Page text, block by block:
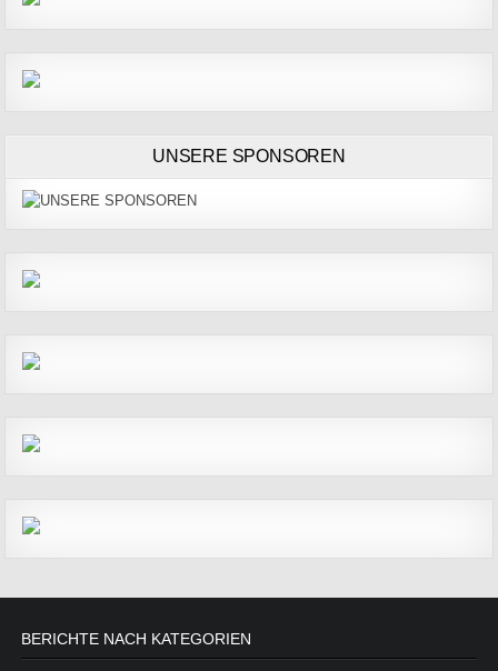
UNSERE SPONSOREN
BERICHTE NACH KATEGORIEN